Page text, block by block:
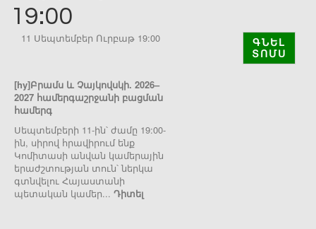
19:00
11 Սեպտեմբեր Ուրբաթ 19:00
ԳՆԵԼ
ՏՈՄՍ
[hy]Բրամս և Չայկովսկի. 2026–
2027 համերգաշրջանի բացման
համերգ
Սեպտեմբերի 11-ին՝ ժամը 19:00-
ին, սիրով հրավիրում ենք
Կոմիտասի անվան կամերային
երաժշտության տուն՝ ներկա
գտնվելու Հայաստանի
պետական կամեր... Դիտել